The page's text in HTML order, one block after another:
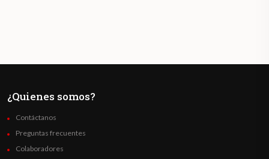
¿Quienes somos?
Contáctanos
Preguntas frecuentes
Colaboradores